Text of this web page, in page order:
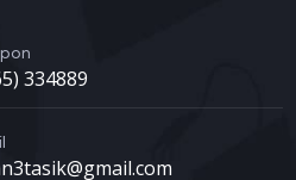
334889